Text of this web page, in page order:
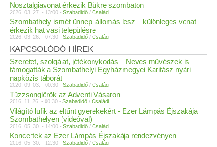
Nosztalgiavonat érkezik Bükre szombaton
2026. 03. 27. - 13:00 - Szabadidő / Családi
Szombathely ismét ünnepi állomás lesz – különleges vonat
érkezik hat vasi településre
2026. 03. 26. - 07:30 - Szabadidő / Családi
KAPCSOLÓDÓ HÍREK
Szeretet, szolgálat, jótékonykodás – Neves művészek is
támogatták a Szombathelyi Egyházmegyei Karitász nyári
napközis táborát
2020. 09. 03. - 00:30 - Szabadidő / Családi
Tűzzsonglőrök az Adventi Vásáron
2016. 11. 26. - 00:30 - Szabadidő / Családi
Világító lufik az eltűnt gyerekekért - Ezer Lámpás Éjszakája
Szombathelyen (videóval)
2016. 05. 30. - 14:00 - Szabadidő / Családi
Koncertek az Ezer Lámpás Éjszakája rendezvényen
2016. 05. 30. - 12:30 - Szabadidő / Családi